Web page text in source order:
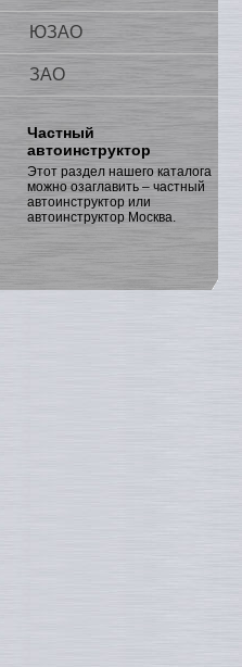
ЮЗАО
ЗАО
Частный
автоинструктор
Этот раздел нашего каталога
можно озаглавить – частный
автоинструктор или
автоинструктор Москва.